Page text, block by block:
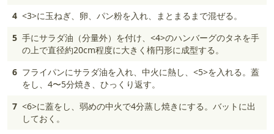
4 <3>に玉ねぎ、卵、パン粉を入れ、まとまるまで混ぜる。
5 手にサラダ油（分量外）を付け、<4>のハンバーグのタネを手
の上で直径約20cm程度に大きく楕円形に成型する。
6 フライパンにサラダ油を入れ、中火に熱し、<5>を入れる。蓋
をし、4〜5分焼き、ひっくり返す。
7 <6>に蓋をし、弱めの中火で4分蒸し焼きにする。バットに出
しておく。